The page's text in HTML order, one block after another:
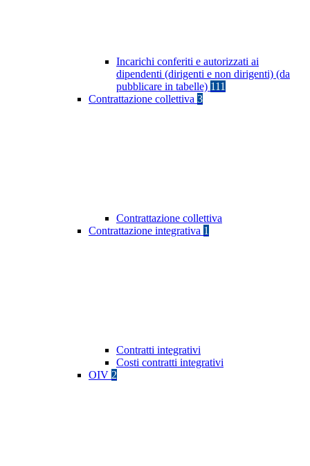
Incarichi conferiti e autorizzati ai
dipendenti (dirigenti e non dirigenti) (da
pubblicare in tabelle) 111
Contrattazione collettiva 3
Contrattazione collettiva
Contrattazione integrativa 1
Contratti integrativi
Costi contratti integrativi
OIV 2